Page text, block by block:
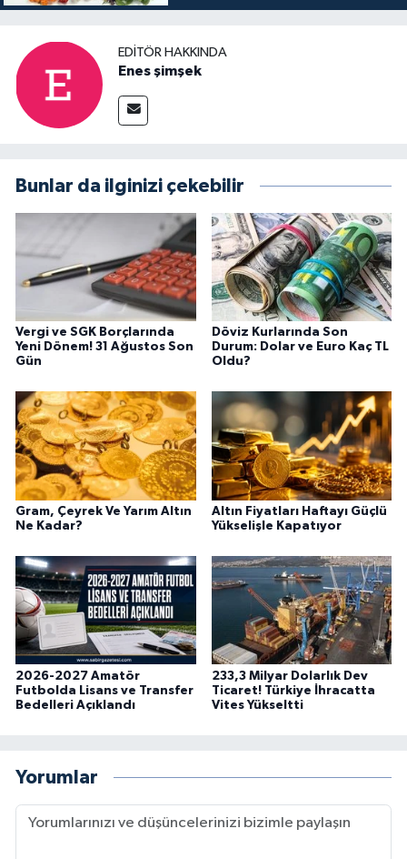
EDITÖR HAKKINDA
Enes şimşek
Bunlar da ilginizi çekebilir
Vergi ve SGK Borçlarında
Yeni Dönem! 31 Ağustos Son
Gün
Döviz Kurlarında Son
Durum: Dolar ve Euro Kaç TL
Oldu?
Gram, Çeyrek Ve Yarım Altın
Ne Kadar?
Altın Fiyatları Haftayı Güçlü
Yükselişle Kapatıyor
2026-2027 Amatör
Futbolda Lisans ve Transfer
Bedelleri Açıklandı
233,3 Milyar Dolarlık Dev
Ticaret! Türkiye İhracatta
Vites Yükseltti
Yorumlar